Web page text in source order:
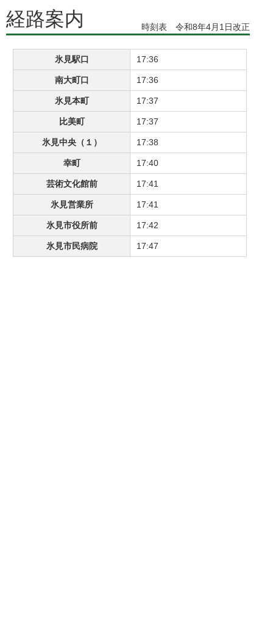
経路案内 時刻表 令和8年4月1日改正
氷見駅口 17:36
南大町口 17:36
氷見本町 17:37
比美町 17:37
氷見中央（１） 17:38
幸町 17:40
芸術文化館前 17:41
氷見営業所 17:41
氷見市役所前 17:42
氷見市民病院 17:47